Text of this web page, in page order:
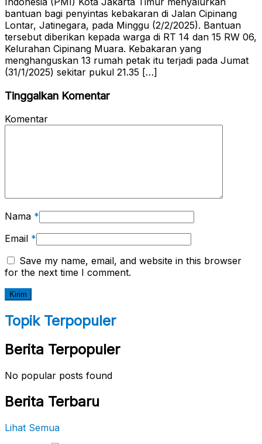
bantuan bagi penyintas kebakaran di Jalan Cipinang
Lontar, Jatinegara, pada Minggu (2/2/2025). Bantuan
tersebut diberikan kepada warga di RT 14 dan 15 RW 06,
Kelurahan Cipinang Muara. Kebakaran yang
menghanguskan 13 rumah petak itu terjadi pada Jumat
(31/1/2025) sekitar pukul 21.35 […]
Tinggalkan Komentar
Komentar
Nama *
Email *
Save my name, email, and website in this browser
for the next time I comment.
Topik Terpopuler
Berita Terpopuler
No popular posts found
Berita Terbaru
Lihat Semua